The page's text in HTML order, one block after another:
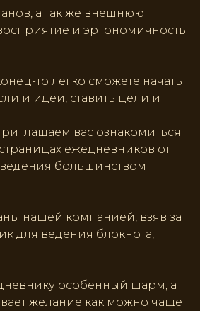
а так же внешнюю
и эргономичность
то легко сможете начать
и идеи, ставить цели и
вас ознакомиться
ежедневников от
большинством
нашей компанией, взяв за
для ведения блокнота,
особенный шарм, а
желание как можно чаще